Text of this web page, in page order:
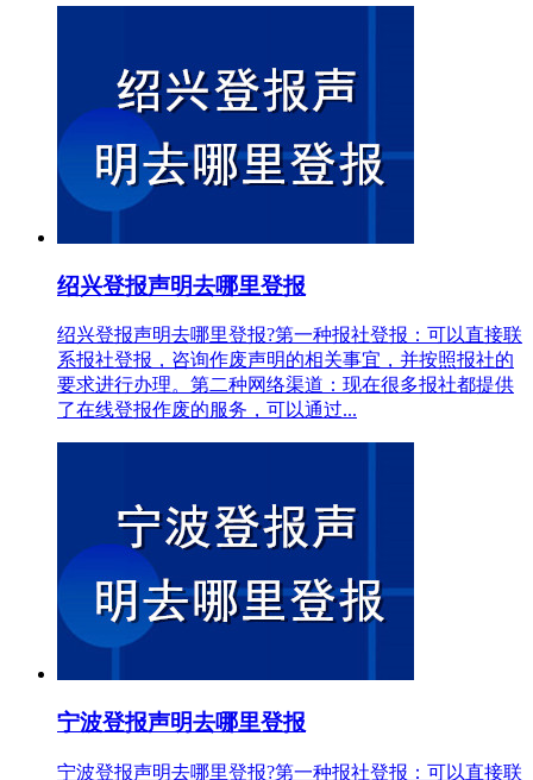
绍兴登报声明去哪里登报
绍兴登报声明去哪里登报?第一种报社登报：可以直接联
系报社登报，咨询作废声明的相关事宜，并按照报社的
要求进行办理。第二种网络渠道：现在很多报社都提供
了在线登报作废的服务，可以通过...
宁波登报声明去哪里登报
宁波登报声明去哪里登报?第一种报社登报：可以直接联